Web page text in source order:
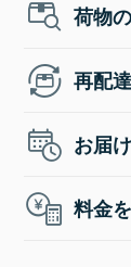
荷物
再配
お届
料金